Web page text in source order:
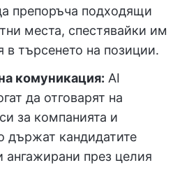
препоръча подходящи
места, спестявайки им
в търсенето на позиции.
комуникация: AI
да отговарят на
за компанията и
държат кандидатите
през целия